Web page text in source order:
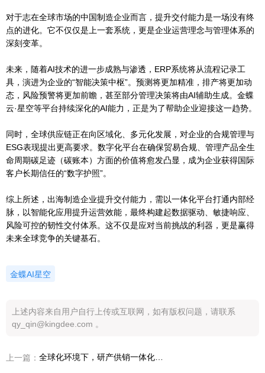
对于志在全球市场的中国制造企业而言，提升交付能力是一场没有终
点的进化。它不仅仅是上一套系统，更是企业运营理念与管理体系的
深刻变革。
未来，随着AI技术的进一步成熟与渗透，ERP系统将从流程记录工
具，演进为企业的“智能决策中枢”。预测将更加精准，排产将更加动
态，风险预警将更加前瞻，甚至部分管理决策将由AI辅助生成。金蝶
云·星空等平台持续深化的AI能力，正是为了帮助企业迎接这一趋势。
同时，全球供应链正在向区域化、多元化发展，对企业的合规管理与
ESG表现提出更高要求。数字化平台在确保贸易合规、管理产品全生
命周期碳足迹（碳账本）方面的价值将愈发凸显，成为企业获得国际
客户长期信任的“数字护照”。
综上所述，出海制造企业提升交付能力，需以一体化平台打通内部经
脉，以智能化应用提升运营效能，最终构建起数据驱动、敏捷响应、
风险可控的韧性交付体系。这不仅是应对当前挑战的利器，更是赢得
未来全球竞争的关键基石。
金蝶AI星空
上述内容来自用户自行上传或互联网，如有版权问题，请联系
qy_qin@kingdee.com 。
上一篇：